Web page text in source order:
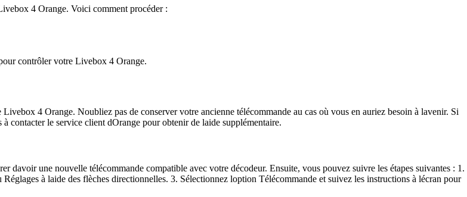
4 Orange. Voici comment procéder :
contrôler votre Livebox 4 Orange.
4 Orange. Noubliez pas de conserver votre ancienne télécommande au cas où vous en auriez besoin à lavenir. Si
contacter le service client dOrange pour obtenir de laide supplémentaire.
davoir une nouvelle télécommande compatible avec votre décodeur. Ensuite, vous pouvez suivre les étapes suivantes : 1.
à laide des flèches directionnelles. 3. Sélectionnez loption Télécommande et suivez les instructions à lécran pour